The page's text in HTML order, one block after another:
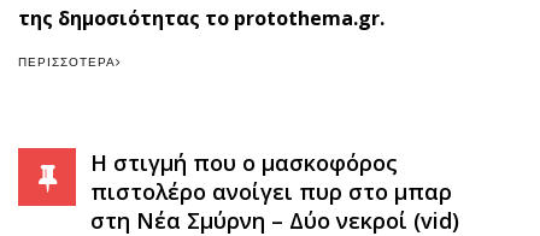
της δημοσιότητας το protothema.gr.
ΠΕΡΙΣΣΌΤΕΡΑ
Η στιγμή που ο μασκοφόρος
πιστολέρο ανοίγει πυρ στο μπαρ
στη Νέα Σμύρνη – Δύο νεκροί (vid)